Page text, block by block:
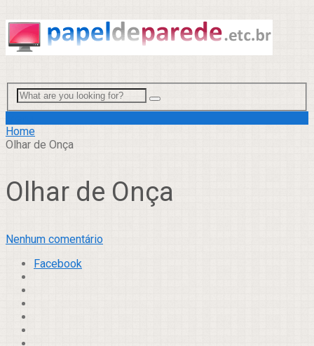
Home
Olhar de Onça
Olhar de Onça
Nenhum comentário
Facebook